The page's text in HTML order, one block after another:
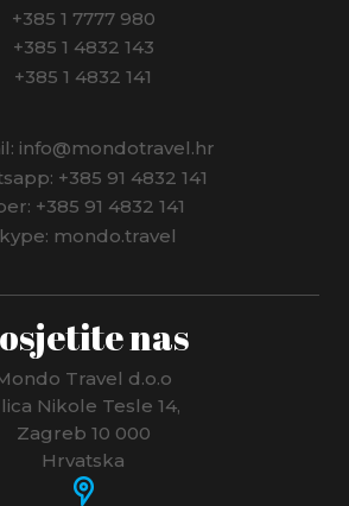
+385 1 7777 980
+385 1 4832 143
+385 1 4832 141
info@mondotravel.hr
+385 91 4832 141
+385 91 4832 141
mondo.travel
nas
Travel d.o.o
Nikole Tesle 14,
Zagreb 10 000
Hrvatska